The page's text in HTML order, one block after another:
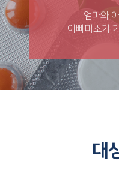
엄마와
아빠미소가
대